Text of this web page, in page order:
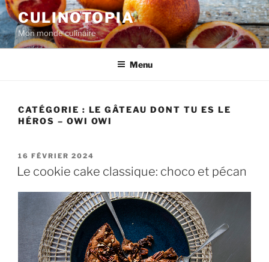
Aller
au
contenu
principal
CULINOTOPIA
Mon monde culinaire
Menu
CATÉGORIE : LE GÂTEAU DONT TU ES LE
HÉROS – OWI OWI
PUBLIÉ
LE
16 FÉVRIER 2024
Le cookie cake classique: choco et pécan